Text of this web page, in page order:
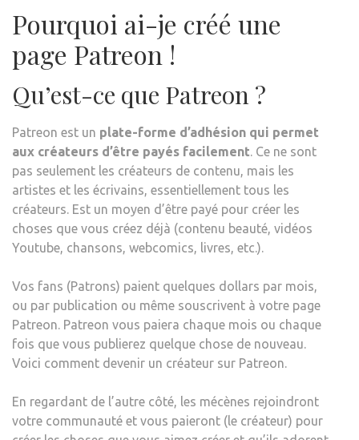
Pourquoi ai-je créé une
page Patreon !
Qu’est-ce que Patreon ?
Patreon est un plate-forme d’adhésion qui permet
aux créateurs d’être payés facilement. Ce ne sont
pas seulement les créateurs de contenu, mais les
artistes et les écrivains, essentiellement tous les
créateurs. Est un moyen d’être payé pour créer les
choses que vous créez déjà (contenu beauté, vidéos
Youtube, chansons, webcomics, livres, etc.).
Vos fans (Patrons) paient quelques dollars par mois,
ou par publication ou même souscrivent à votre page
Patreon. Patreon vous paiera chaque mois ou chaque
fois que vous publierez quelque chose de nouveau.
Voici comment devenir un créateur sur Patreon.
En regardant de l’autre côté, les mécènes rejoindront
votre communauté et vous paieront (le créateur) pour